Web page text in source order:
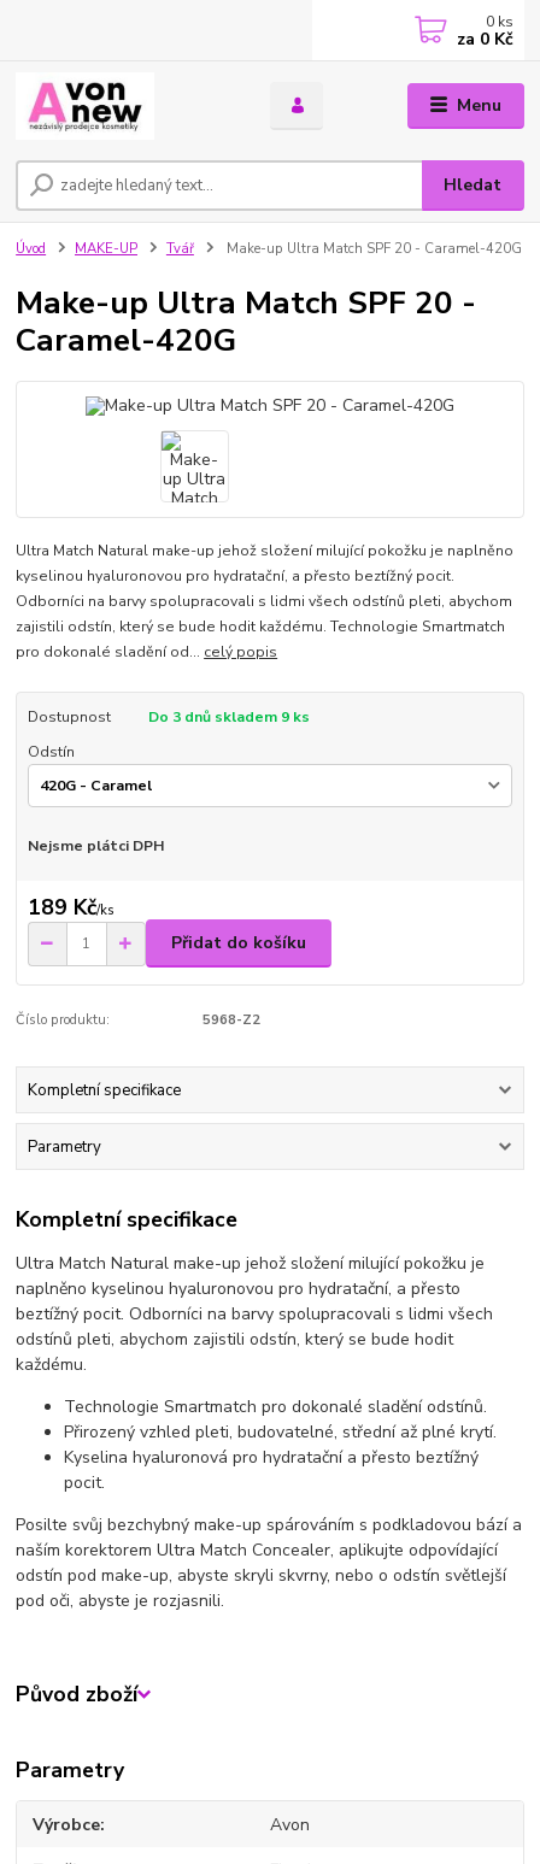
Menu
Hledat
0 ks
za 0 Kč
Úvod MAKE-UP Tvář Make-up Ultra Match SPF 20 - Caramel-420G
Make-up Ultra Match SPF 20 -
Caramel-420G
Ultra Match Natural make-up jehož složení milující pokožku je naplněno
kyselinou hyaluronovou pro hydratační, a přesto beztížný pocit.
Odborníci na barvy spolupracovali s lidmi všech odstínů pleti, abychom
zajistili odstín, který se bude hodit každému. Technologie Smartmatch
pro dokonalé sladění od... celý popis
Dostupnost
Do 3 dnů skladem 9 ks
Odstín
Nejsme plátci DPH
189 Kč/ks
Přidat do košíku
Číslo produktu: 5968-Z2
Kompletní specifikace
Parametry
Kompletní specifikace
Ultra Match Natural make-up jehož složení milující pokožku je
naplněno kyselinou hyaluronovou pro hydratační, a přesto
beztížný pocit. Odborníci na barvy spolupracovali s lidmi všech
odstínů pleti, abychom zajistili odstín, který se bude hodit
každému.
Technologie Smartmatch pro dokonalé sladění odstínů.
Přirozený vzhled pleti, budovatelné, střední až plné krytí.
Kyselina hyaluronová pro hydratační a přesto beztížný
pocit.
Posilte svůj bezchybný make-up spárováním s podkladovou bází a
naším korektorem Ultra Match Concealer, aplikujte odpovídající
odstín pod make-up, abyste skryli skvrny, nebo o odstín světlejší
pod oči, abyste je rozjasnili.
Původ zboží
Parametry
Výrobce Avon